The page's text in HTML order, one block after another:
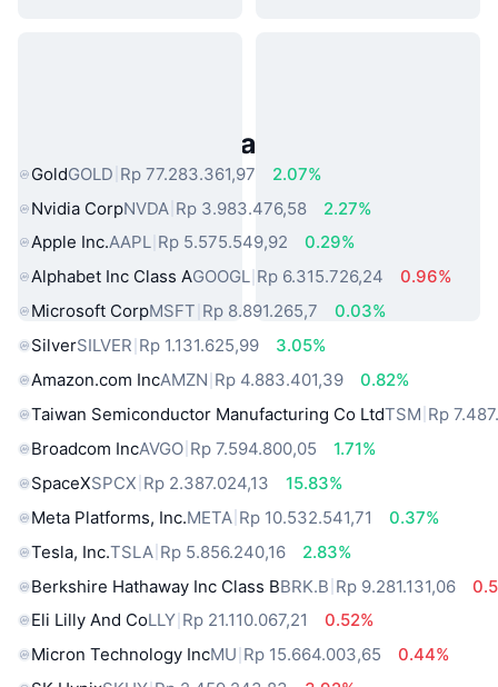
Aset Dunia Nyata Populer
GoldGOLD Rp 77.283.361,97
2.07%
Nvidia CorpNVDA Rp 3.983.476,58
2.27%
Apple Inc.AAPL Rp 5.575.549,92
0.29%
Alphabet Inc Class AGOOGL Rp 6.315.726,24
0.96%
Microsoft CorpMSFT Rp 8.891.265,7
0.03%
SilverSILVER Rp 1.131.625,99
3.05%
Amazon.com IncAMZN Rp 4.883.401,39
0.82%
Taiwan Semiconductor Manufacturing Co LtdTSM Rp
Broadcom IncAVGO Rp 7.594.800,05
1.71%
SpaceXSPCX Rp 2.387.024,13
15.83%
Meta Platforms, Inc.META Rp 10.532.541,71
0.37%
Tesla, Inc.TSLA Rp 5.856.240,16
2.83%
Berkshire Hathaway Inc Class BBRK.B Rp 9.281.131,06
Eli Lilly And CoLLY Rp 21.110.067,21
0.52%
Micron Technology IncMU Rp 15.664.003,65
0.44%